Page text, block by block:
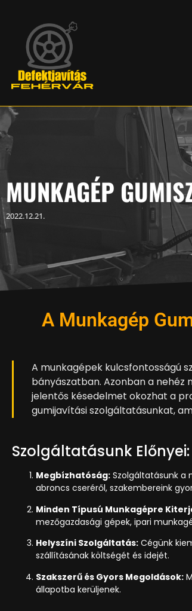
MUNKAGÉP
2022.12.21.
A Munkagép
A munkagépek kulcsfontosságú
bányászatban. Azonban a
jelentős késedelmet okozhat a
gumijavítási szolgáltatásunkat,
Szolgáltatásunk Előnyei:
Megbízhatóság: Szolgáltatásunk a
abroncs cseréről, szakembereink
Minden Típusú Munkagépre
mezőgazdasági gépek, ipari
Helyszíni Szolgáltatás: Cégünk
szállításának költségét és idejét.
Szakszerű és Gyors Megoldások:
állapotba kerüljenek.